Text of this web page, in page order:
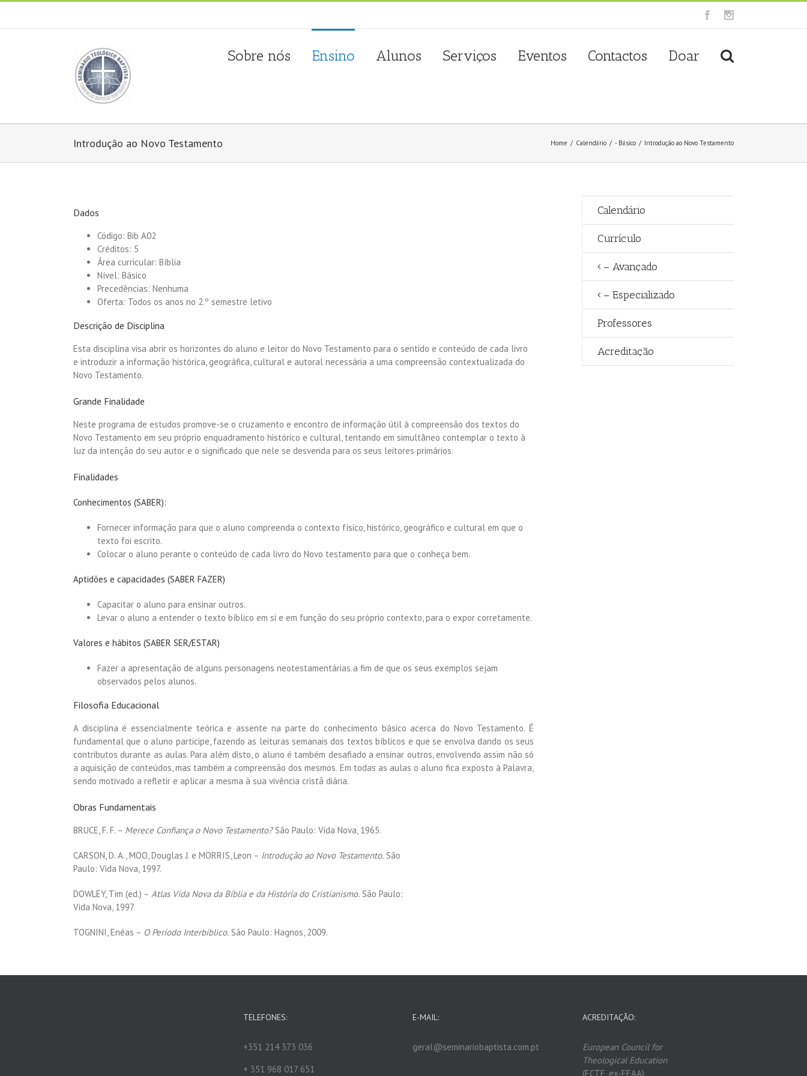
Facebook
Sobre nós Ensino Alunos Serviços Eventos Contactos Doar
Introdução ao Novo Testamento Home / Calendário / - Básico / Introdução ao Novo Testamento
Dados
Código: Bib A02
Créditos: 5
Área curricular: Bíblia
Nível: Básico
Precedências: Nenhuma
Oferta: Todos os anos no 2.º semestre letivo
Descrição de Disciplina
Esta disciplina visa abrir os horizontes do aluno e leitor do Novo Testamento para o sentido e conteúdo de cada livro
e introduzir a informação histórica, geográfica, cultural e autoral necessária a uma compreensão contextualizada do
Novo Testamento.
Grande Finalidade
Neste programa de estudos promove-se o cruzamento e encontro de informação útil à compreensão dos textos do
Novo Testamento em seu próprio enquadramento histórico e cultural, tentando em simultâneo contemplar o texto à
luz da intenção do seu autor e o significado que nele se desvenda para os seus leitores primários.
Finalidades
Conhecimentos (SABER):
Fornecer informação para que o aluno compreenda o contexto físico, histórico, geográfico e cultural em que o
texto foi escrito.
Colocar o aluno perante o conteúdo de cada livro do Novo testamento para que o conheça bem.
Aptidões e capacidades (SABER FAZER)
Capacitar o aluno para ensinar outros.
Levar o aluno a entender o texto bíblico em si e em função do seu próprio contexto, para o expor corretamente.
Valores e hábitos (SABER SER/ESTAR)
Fazer a apresentação de alguns personagens neotestamentárias a fim de que os seus exemplos sejam
observados pelos alunos.
Filosofia Educacional
A disciplina é essencialmente teórica e assente na parte do conhecimento básico acerca do Novo Testamento. É
fundamental que o aluno participe, fazendo as leituras semanais dos textos bíblicos e que se envolva dando os seus
contributos durante as aulas. Para além disto, o aluno é também desafiado a ensinar outros, envolvendo assim não só
a aquisição de conteúdos, mas também a compreensão dos mesmos. Em todas as aulas o aluno fica exposto à Palavra,
sendo motivado a refletir e aplicar a mesma à sua vivência cristã diária.
Obras Fundamentais
BRUCE, F. F. – Merece Confiança o Novo Testamento?São Paulo: Vida Nova, 1965.
CARSON, D. A., MOO, Douglas J. e MORRIS, Leon – Introdução ao Novo Testamento. São
Paulo: Vida Nova, 1997.
DOWLEY, Tim (ed.) – Atlas Vida Nova da Bíblia e da História do Cristianismo. São Paulo:
Vida Nova, 1997.
TOGNINI, Enéas – O Período Interbíblico. São Paulo: Hagnos, 2009.
Calendário
Currículo
– Avançado
– Especializado
Professores
Acreditação
TELEFONES:
+351 214 373 036
+ 351 968 017 651
E-MAIL:
geral@seminariobaptista.com.pt
ACREDITAÇÃO:
European Council for
Theological Education
(ECTE, ex-EEAA)